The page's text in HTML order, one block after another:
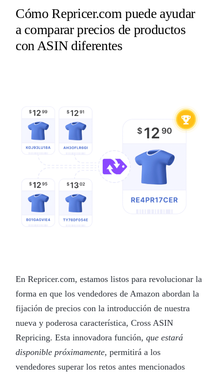
Cómo Repricer.com puede ayudar
a comparar precios de productos
con ASIN diferentes
En Repricer.com, estamos listos para revolucionar la
forma en que los vendedores de Amazon abordan la
fijación de precios con la introducción de nuestra
nueva y poderosa característica, Cross ASIN
Repricing. Esta innovadora función, que estará
disponible próximamente, permitirá a los
vendedores superar los retos antes mencionados